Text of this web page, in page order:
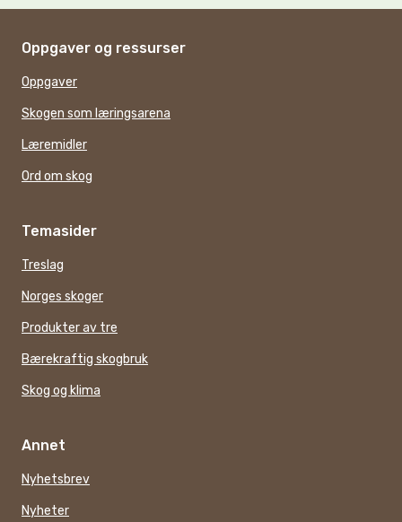
Oppgaver og ressurser
Oppgaver
Skogen som læringsarena
Læremidler
Ord om skog
Temasider
Treslag
Norges skoger
Produkter av tre
Bærekraftig skogbruk
Skog og klima
Annet
Nyhetsbrev
Nyheter